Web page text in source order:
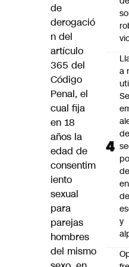
de
derogació
n del
artículo
365 del
Código
Penal, el
cual fija
en 18
años la
edad de
consentim
iento
sexual
para
parejas
hombres
del mismo
a
de
de
y